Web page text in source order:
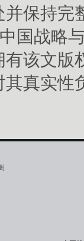
保持完
国战略
该文
真实